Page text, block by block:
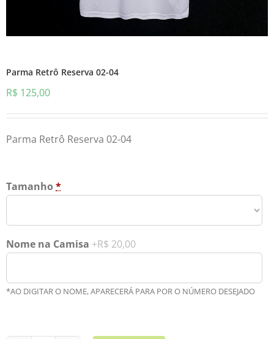
Parma Retrô Reserva 02-04
R$ 125,00
Parma Retrô Reserva 02-04
Tamanho *
Nome na Camisa +R$ 20,00
*AO DIGITAR O NOME, APARECERÁ PARA POR O NÚMERO DESEJADO